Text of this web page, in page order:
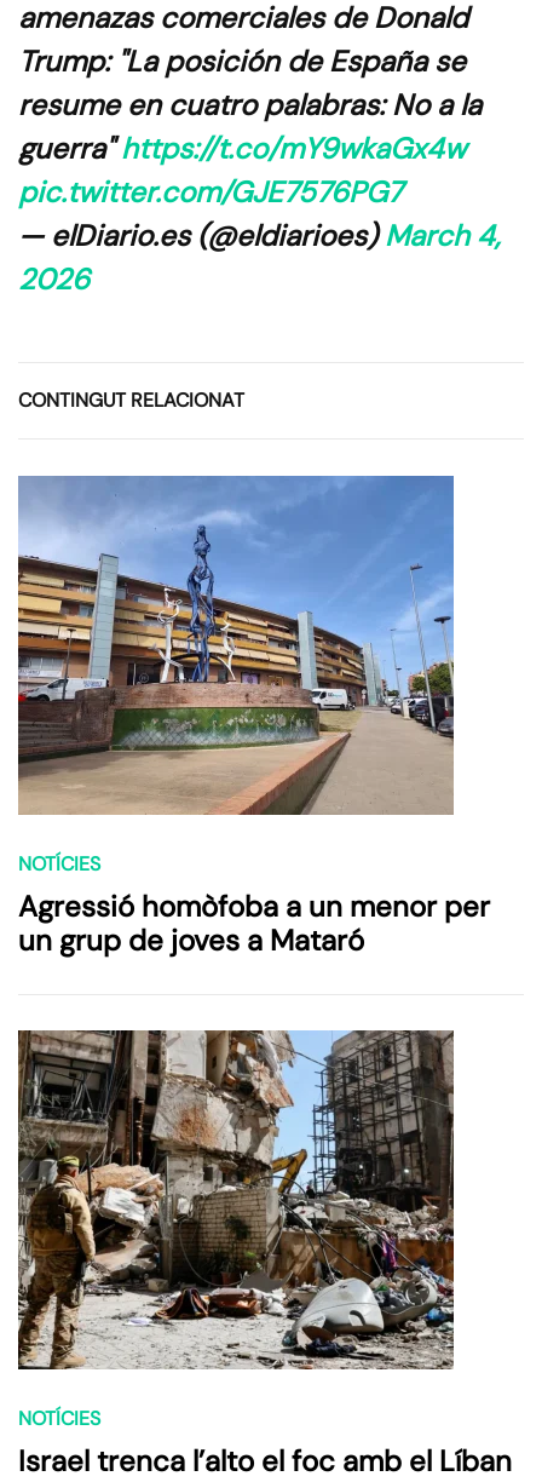
amenazas comerciales de Donald
Trump: "La posición de España se
resume en cuatro palabras: No a la
guerra"https://t.co/mY9wkaGx4w
pic.twitter.com/GJE7576PG7
— elDiario.es (@eldiarioes)March 4,
2026
CONTINGUT RELACIONAT
NOTÍCIES
Agressió homòfoba a un menor per
un grup de joves a Mataró
NOTÍCIES
Israel trenca l’alto el foc amb el Líban